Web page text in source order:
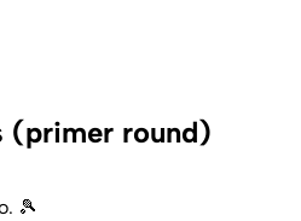
(primer round)
🎾